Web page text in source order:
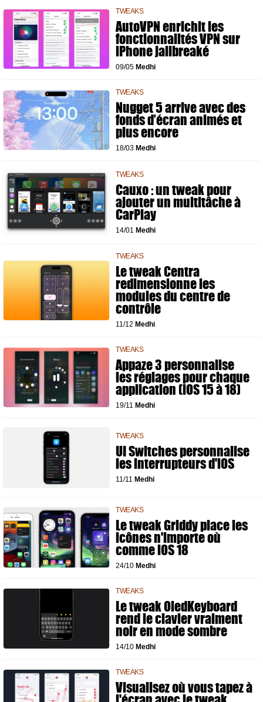
TWEAKS
AutoVPN enrichit les
fonctionnalités VPN sur
iPhone jailbreaké
09/05 Medhi
TWEAKS
Nugget 5 arrive avec des
fonds d’écran animés et
plus encore
18/03 Medhi
TWEAKS
Cauxo : un tweak pour
ajouter un multitâche à
CarPlay
14/01 Medhi
TWEAKS
Le tweak Centra
redimensionne les
modules du centre de
contrôle
11/12 Medhi
TWEAKS
Appaze 3 personnalise
les réglages pour chaque
application (iOS 15 à 18)
19/11 Medhi
TWEAKS
UI Switches personnalise
les interrupteurs d'iOS
11/11 Medhi
TWEAKS
Le tweak Griddy place les
icônes n'importe où
comme iOS 18
24/10 Medhi
TWEAKS
Le tweak OledKeyboard
rend le clavier vraiment
noir en mode sombre
14/10 Medhi
TWEAKS
Visualisez où vous tapez à